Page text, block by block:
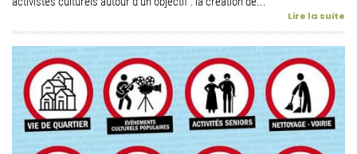
Lire la suite